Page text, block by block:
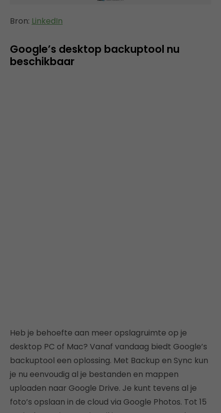
Bron: LinkedIn
Google’s desktop backuptool nu
beschikbaar
Heb je behoefte aan meer opslagruimte op je
desktop PC of Mac? Vanaf vandaag biedt Google’s
backuptool een oplossing. Met Backup en Sync kun
je nu eenvoudig al je bestanden en mappen
uploaden naar Google Drive. Je kunt tevens al je
foto’s opslaan in de cloud via Google Photos. Tot 15